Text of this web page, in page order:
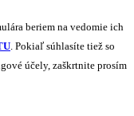
beriem na vedomie ich
. Pokiaľ súhlasíte tiež so
účely, zaškrtnite prosím